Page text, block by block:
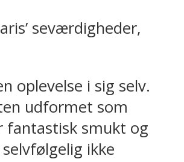
seværdigheder,
oplevelse i sig selv.
udformet som
fantastisk smukt og
ikke